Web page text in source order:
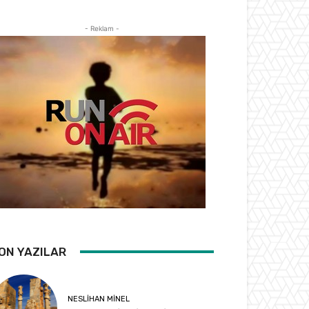
- Reklam -
YAZILAR
NESLIHAN MINEL